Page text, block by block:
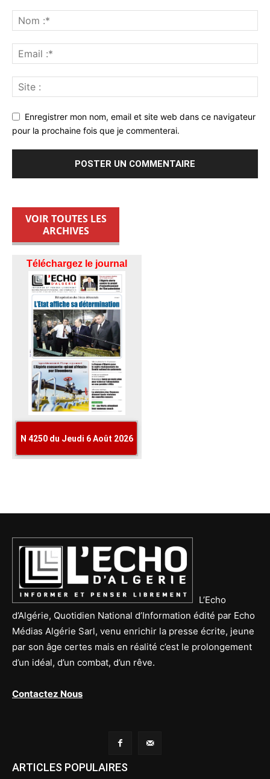
Enregistrer mon nom, email et site web dans ce navigateur
pour la prochaine fois que je commenterai.
VOIR TOUTES LES
ARCHIVES
L’Echo
d’Algérie, Quotidien National d’Information édité par Echo
Médias Algérie Sarl, venu enrichir la presse écrite, jeune
par son âge certes mais en réalité c’est le prolongement
d’un idéal, d’un combat, d’un rêve.
Contactez Nous
ARTICLES POPULAIRES